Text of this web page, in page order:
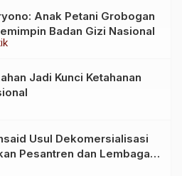
Anak Petani Grobogan
Badan Gizi Nasional
Jadi Kunci Ketahanan
Usul Dekomersialisasi
Pesantren dan Lembaga